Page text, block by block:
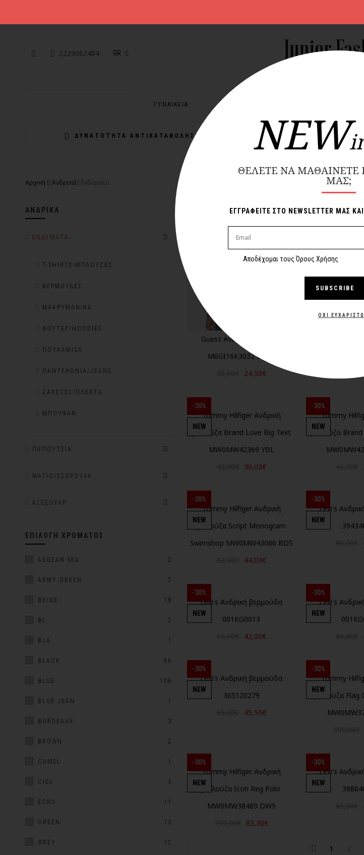
NEW
ΘΈΛΕΤΕ ΝΑ ΜΑΘΑΊΝΕΤΕ
ΜΑΣ;
ΕΓΓΡΑΦΕΙΤΕ ΣΤΟ NEWSLETTER ΜΑΣ
Αποδέχομαι τους Όρους Χρήσης
SUBSCRIBE
ΌΧΙ ΕΥΧΑΡΙΣΤΏ
2229062484 GR
ΓΥΝΑΙΚΕΙΑ ΑΝΔΡΙΚΑ
ΔΥΝΑΤΟΤΗΤΑ ΑΝΤΙΚΑΤΑΒΟΛΗΣ ΔΩΡΕΑΝ ΜΕΤΑΦΟΡΙΚΑ
Αρχική Ανδρικά Ενδύματα
Guess Ανδρική μπλούζα
M6GI16K3032 G1FG
24,50€
-30%
-30%
NEW
Tommy Hilfiger Ανδρική
μπλούζα Brand Love Big Text
MW0MW42369 YBL
30,03€
-30%
NEW
Tommy
μπλούζα
-30%
NEW
Tommy Hilfiger Ανδρική
μπλούζα Script Monogram
Swimshop MW0MW43066 BDS
44,03€
-30%
NEW
Levi's
-30%
NEW
Levi's Ανδρική βερμούδα
001KG0013
42,00€
-30%
NEW
Levi's
-30%
NEW
Levi's Ανδρική βερμούδα
365120279
45,50€
-30%
NEW
Tommy
μπλούζα Flag
-30%
NEW
Tommy Hilfiger Ανδρική
μπλούζα Icon Reg Polo
MW0MW38489 DW5
83,30€
-30%
NEW
Levi's
1
ΑΝΔΡΙΚΆ
ΕΝΔΎΜΑΤΑ
T-SHIRTS-ΜΠΛΟΎΖΕΣ
ΒΕΡΜΟΎΔΕΣ
ΜΑΚΡΥΜΆΝΙΚΑ
ΦΟΎΤΕΡ/HOODIES
ΠΟΥΚΆΜΙΣΑ
ΠΑΝΤΕΛΌΝΙΑ/JEANS
ΖΑΚΈΤΕΣ/ΠΛΕΚΤΆ
ΜΠΟΥΦΆΝ
ΠΑΠΟΎΤΣΙΑ
ΜΑΓΙΌ/ΕΣΏΡΟΥΧΑ
ΑΞΕΣΟΥΆΡ
ΕΠΙΛΟΓΉ ΧΡΏΜΑΤΟΣ
AEGEAN SEA 2
ARMY GREEN 2
BEIGE 18
BL 2
BLA 1
BLACK 96
BLUE 106
BLUE JEAN 1
BORDEAUX 3
BROWN 2
CAMEL 1
CIEL 5
ECRU 11
GREEN 15
GREY 12